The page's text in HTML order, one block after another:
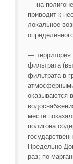
— на
приводит к
локальное
— территория
фильтрата
фильтрата в
оказываются
месте
полигона
Предельно-
раз; по